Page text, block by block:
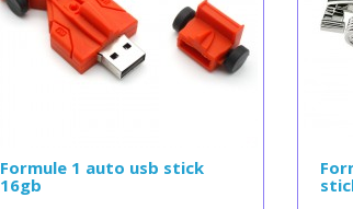
Formule 1 auto usb stick
16gb